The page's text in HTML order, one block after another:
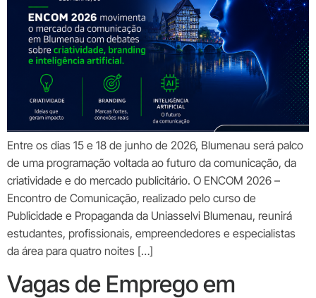
Entre os dias 15 e 18 de junho de 2026, Blumenau será palco
de uma programação voltada ao futuro da comunicação, da
criatividade e do mercado publicitário. O ENCOM 2026 –
Encontro de Comunicação, realizado pelo curso de
Publicidade e Propaganda da Uniasselvi Blumenau, reunirá
estudantes, profissionais, empreendedores e especialistas
da área para quatro noites […]
Vagas de Emprego em